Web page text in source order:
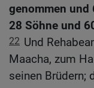
genommen und
28 Söhne und
22 Und
Maacha, zum
seinen Brüdern;